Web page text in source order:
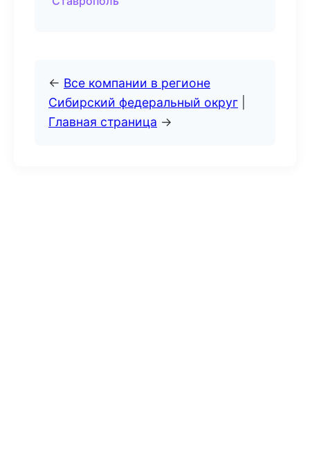
← Все компании в регионе
Сибирский федеральный округ
Главная страница →